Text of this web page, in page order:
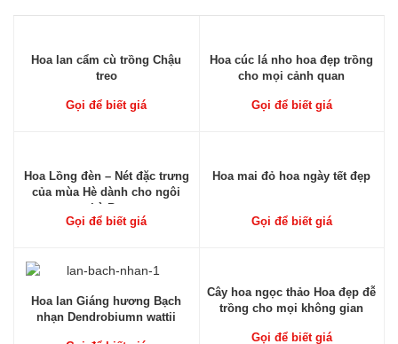
Hoa lan cẩm cù trồng Chậu
treo
Gọi để biết giá
Hoa cúc lá nho hoa đẹp trồng
cho mọi cảnh quan
Gọi để biết giá
Hoa Lồng đèn – Nét đặc trưng
của mùa Hè dành cho ngôi
nhà Bạn
Gọi để biết giá
Hoa mai đỏ hoa ngày tết đẹp
Gọi để biết giá
Hoa lan Giáng hương Bạch
nhạn Dendrobiumn wattii
Cây hoa ngọc thảo Hoa đẹp đễ
trồng cho mọi không gian
Gọi để biết giá